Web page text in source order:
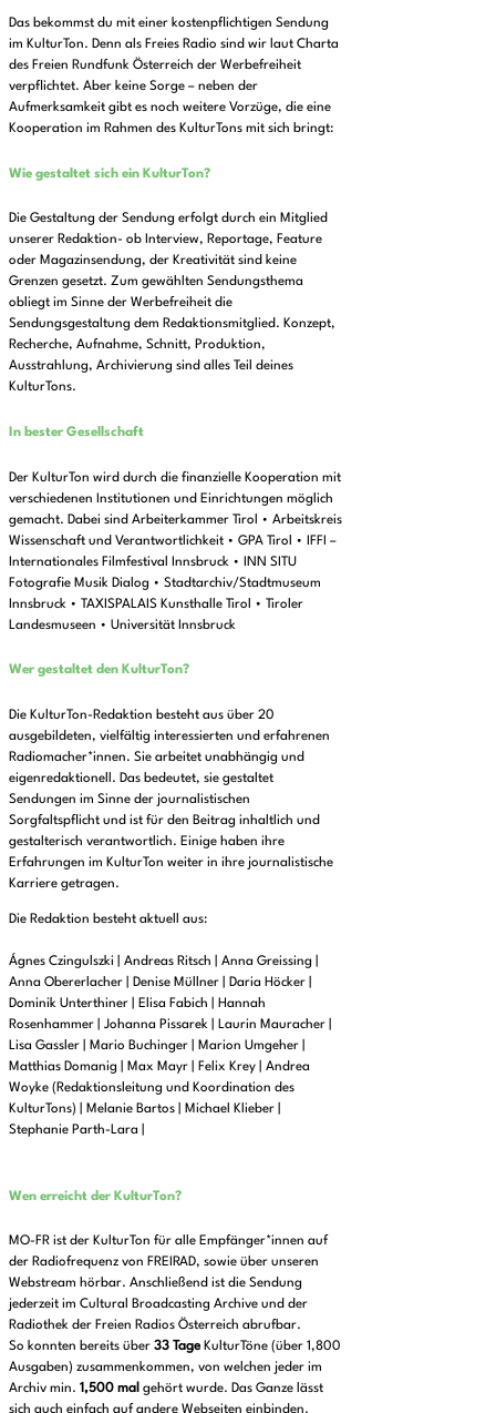
Das bekommst du mit einer kostenpflichtigen Sendung
im KulturTon. Denn als Freies Radio sind wir laut Charta
des Freien Rundfunk Österreich der Werbefreiheit
verpflichtet. Aber keine Sorge – neben der
Aufmerksamkeit gibt es noch weitere Vorzüge, die eine
Kooperation im Rahmen des KulturTons mit sich bringt:
Wie gestaltet sich ein KulturTon?
Die Gestaltung der Sendung erfolgt durch ein Mitglied
unserer Redaktion- ob Interview, Reportage, Feature
oder Magazinsendung, der Kreativität sind keine
Grenzen gesetzt. Zum gewählten Sendungsthema
obliegt im Sinne der Werbefreiheit die
Sendungsgestaltung dem Redaktionsmitglied. Konzept,
Recherche, Aufnahme, Schnitt, Produktion,
Ausstrahlung, Archivierung sind alles Teil deines
KulturTons.
In bester Gesellschaft
Der KulturTon wird durch die finanzielle Kooperation mit
verschiedenen Institutionen und Einrichtungen möglich
gemacht. Dabei sind Arbeiterkammer Tirol • Arbeitskreis
Wissenschaft und Verantwortlichkeit • GPA Tirol • IFFI –
Internationales Filmfestival Innsbruck • INN SITU
Fotografie Musik Dialog • Stadtarchiv/Stadtmuseum
Innsbruck • TAXISPALAIS Kunsthalle Tirol • Tiroler
Landesmuseen • Universität Innsbruck
Wer gestaltet den KulturTon?
Die KulturTon-Redaktion besteht aus über 20
ausgebildeten, vielfältig interessierten und erfahrenen
Radiomacher*innen. Sie arbeitet unabhängig und
eigenredaktionell. Das bedeutet, sie gestaltet
Sendungen im Sinne der journalistischen
Sorgfaltspflicht und ist für den Beitrag inhaltlich und
gestalterisch verantwortlich. Einige haben ihre
Erfahrungen im KulturTon weiter in ihre journalistische
Karriere getragen.
Die Redaktion besteht aktuell aus:
Ágnes Czingulszki | Andreas Ritsch | Anna Greissing |
Anna Obererlacher | Denise Müllner | Daria Höcker |
Dominik Unterthiner | Elisa Fabich | Hannah
Rosenhammer | Johanna Pissarek | Laurin Mauracher |
Lisa Gassler | Mario Buchinger | Marion Umgeher |
Matthias Domanig | Max Mayr | Felix Krey | Andrea
Woyke (Redaktionsleitung und Koordination des
KulturTons) | Melanie Bartos | Michael Klieber |
Stephanie Parth-Lara |
Wen erreicht der KulturTon?
MO-FR ist der KulturTon für alle Empfänger*innen auf
der Radiofrequenz von FREIRAD, sowie über unseren
Webstream hörbar. Anschließend ist die Sendung
jederzeit im Cultural Broadcasting Archive und der
Radiothek der Freien Radios Österreich abrufbar.
So konnten bereits über 33 TageKulturTöne (über 1,800
Ausgaben) zusammenkommen, von welchen jeder im
Archiv min. 1,500 mal gehört wurde. Das Ganze lässt
sich auch einfach auf andere Webseiten einbinden.